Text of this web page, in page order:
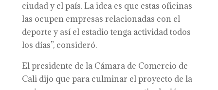
ciudad y el país. La idea es que estas oficinas
las ocupen empresas relacionadas con el
deporte y así el estadio tenga actividad todos
los días”, consideró.
El presidente de la Cámara de Comercio de
Cali dijo que para culminar el proyecto de la